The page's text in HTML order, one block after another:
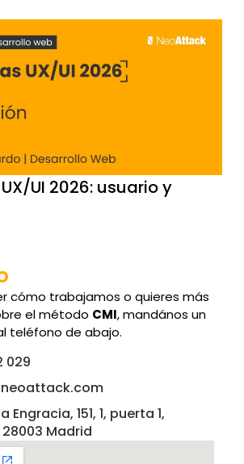
UI 2026: usuario y
cómo trabajamos o quieres más
el método CMI, mandános un
teléfono de abajo.
029
Engracia, 151, 1, puerta 1,
Madrid